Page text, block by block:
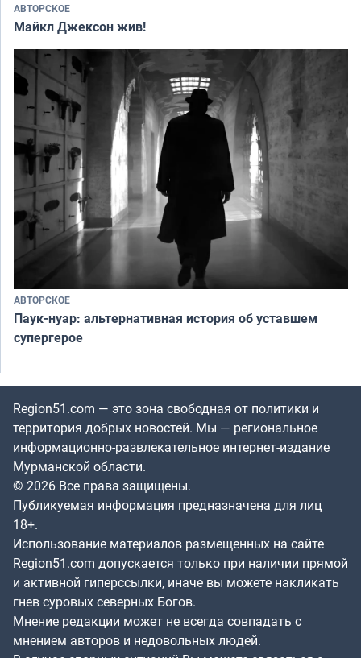
АВТОРСКОЕ
Майкл Джексон жив!
АВТОРСКОЕ
Паук-нуар: альтернативная история об уставшем
супергерое
Region51.com — это зона свободная от политики и
территория добрых новостей. Мы — региональное
информационно-развлекательное интернет-издание
Мурманской области.
© 2026 Все права защищены.
Публикуемая информация предназначена для лиц
18+.
Использование материалов размещенных на сайте
Region51.com допускается только при наличии прямой
и активной гиперссылки, иначе вы можете накликать
гнев суровых северных Богов.
Мнение редакции может не всегда совпадать с
мнением авторов и недовольных людей.